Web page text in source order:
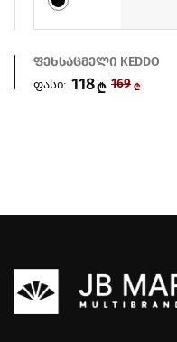
ფეხსაცმელი KEDDO
ფასი: 118₾ 169 ₾